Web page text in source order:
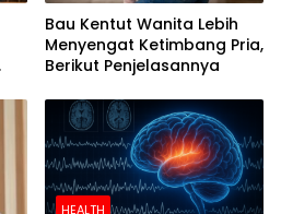
Bau Kentut Wanita Lebih
Menyengat Ketimbang Pria,
Berikut Penjelasannya
HEALTH